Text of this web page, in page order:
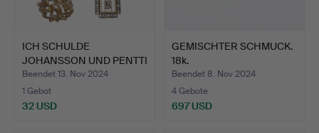
ICH SCHULDE
JOHANSSON UND PENTTI
SARPANEVA…
Beendet 13. Nov 2024
1 Gebot
32 USD
GEMISCHTER SCHMUCK.
18k.
Beendet 8. Nov 2024
4 Gebote
697 USD